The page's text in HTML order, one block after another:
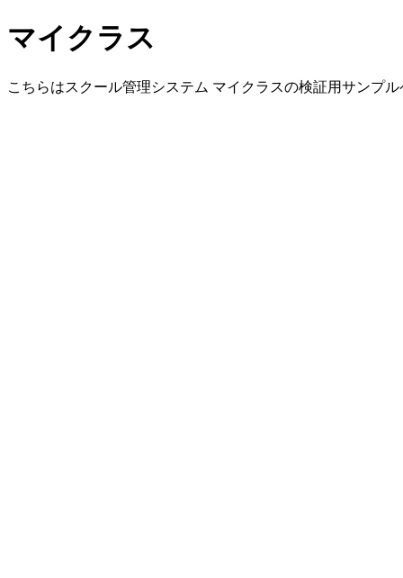
マイクラス
こちらはスクール管理システム マイクラスの検証用サンプ